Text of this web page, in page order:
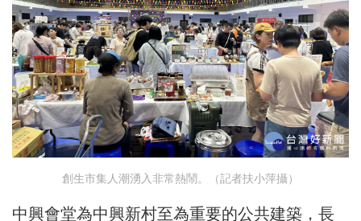
創生市集人潮湧入非常熱鬧。（記者扶小萍攝）
中興會堂為中興新村至為重要的公共建築，長